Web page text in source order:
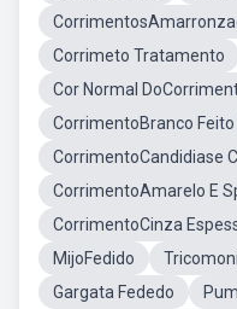
Corrimeto Tratamento
Cor Normal
CorrimentoBranco Feito
CorrimentoCandidiase
CorrimentoAmarelo E
CorrimentoCinza
MijoFedido
Gargata Fededo